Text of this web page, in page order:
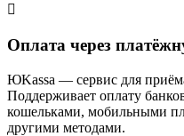
Оплата через
ЮKassa — сервис для
Поддерживает оплату
кошельками, мобильными
другими методами.